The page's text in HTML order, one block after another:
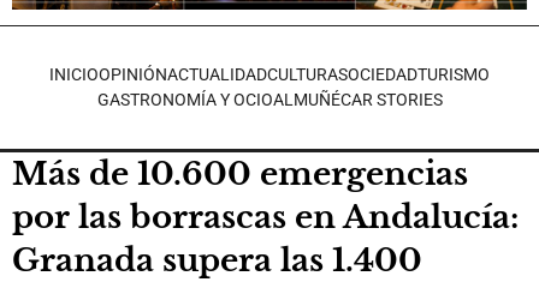
INICIOOPINIÓNACTUALIDADCULTURASOCIEDADTURISMO
GASTRONOMÍA Y OCIOALMUÑÉCAR STORIES
Más de 10.600 emergencias
por las borrascas en Andalucía:
Granada supera las 1.400